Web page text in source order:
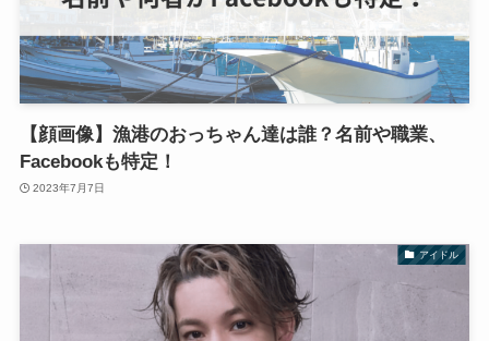
【顔画像】漁港のおっちゃん達は誰？名前や職業、
Facebookも特定！
2023年7月7日
アイドル